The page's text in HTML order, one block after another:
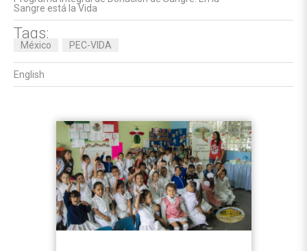
Sangre está la Vida
Tags:
México PEC-VIDA
English